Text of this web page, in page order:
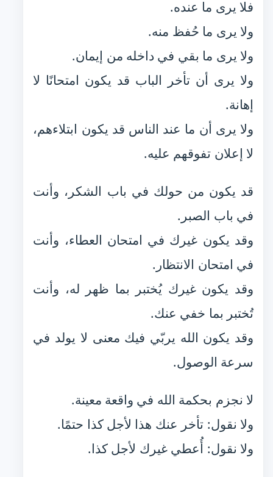
فلا يرى ما عنده.
ولا يرى ما حُفظ منه.
ولا يرى ما بقي في داخله من إيمان.
ولا يرى أن تأخر الباب قد يكون امتحانًا لا
إهانة.
ولا يرى أن ما عند الناس قد يكون ابتلاءهم،
لا إعلان تفوقهم عليه.
قد يكون من حولك في باب الشكر، وأنت
في باب الصبر.
وقد يكون غيرك في امتحان العطاء، وأنت
في امتحان الانتظار.
وقد يكون غيرك يُختبر بما ظهر له، وأنت
تُختبر بما خفي عنك.
وقد يكون الله يربّي فيك معنى لا يولد في
سرعة الوصول.
لا نجزم بحكمة الله في واقعة معينة.
ولا نقول: تأخر عنك هذا لأجل كذا حتمًا.
ولا نقول: أُعطي غيرك لأجل كذا.